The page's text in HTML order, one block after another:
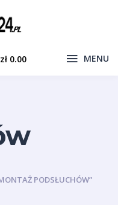
zł 0.00 MENU
PODSŁUCHÓW”